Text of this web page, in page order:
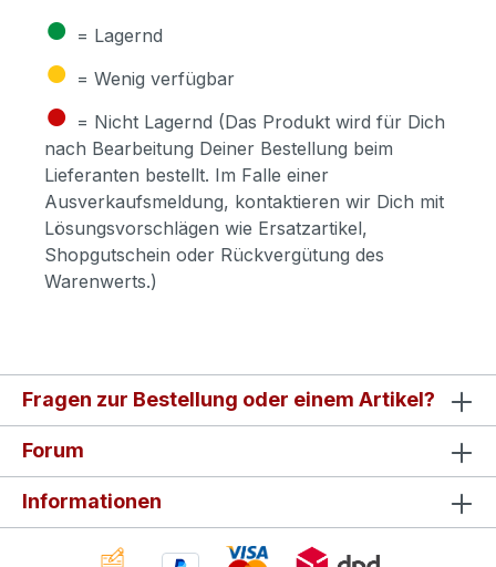
● = Lagernd
● = Wenig verfügbar
● = Nicht Lagernd (Das Produkt wird für Dich
nach Bearbeitung Deiner Bestellung beim
Lieferanten bestellt. Im Falle einer
Ausverkaufsmeldung, kontaktieren wir Dich mit
Lösungsvorschlägen wie Ersatzartikel,
Shopgutschein oder Rückvergütung des
Warenwerts.)
Fragen zur Bestellung oder einem Artikel?
Forum
Informationen